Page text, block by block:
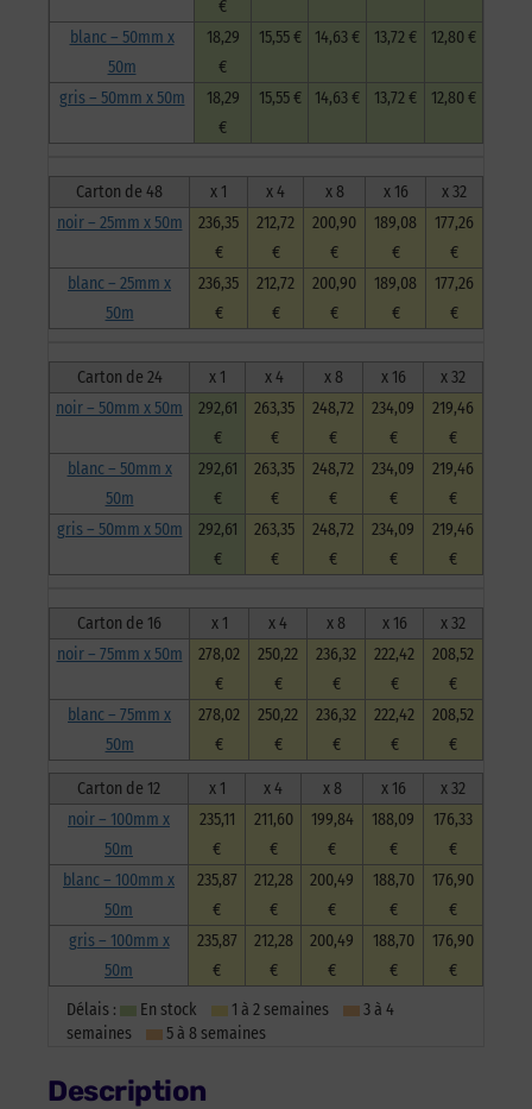
€
blanc – 50mm x
50m
18,29
€
15,55 € 14,63 € 13,72 € 12,80 €
gris – 50mm x 50m
18,29
€
15,55 € 14,63 € 13,72 € 12,80 €
Carton de 48 x 1 x 4 x 8 x 16
x 32
noir – 25mm x 50m
236,35
€
212,72
€
200,90
€
189,08
€
177,26
€
blanc – 25mm x
50m
236,35
€
212,72
€
200,90
€
189,08
€
177,26
€
Carton de 24 x 1 x 4 x 8 x 16
x 32
noir – 50mm x 50m
292,61
€
263,35
€
248,72
€
234,09
€
219,46
€
blanc – 50mm x
50m
292,61
€
263,35
€
248,72
€
234,09
€
219,46
€
gris – 50mm x 50m
292,61
€
263,35
€
248,72
€
234,09
€
219,46
€
Carton de 16 x 1 x 4 x 8 x 16
x 32
noir – 75mm x 50m
278,02
€
250,22
€
236,32
€
222,42
€
208,52
€
blanc – 75mm x
50m
278,02
€
250,22
€
236,32
€
222,42
€
208,52
€
Carton de 12 x 1 x 4 x 8 x 16
x 32
noir – 100mm x
50m
235,11
€
211,60
€
199,84
€
188,09
€
176,33
€
blanc – 100mm x
50m
235,87
€
212,28
€
200,49
€
188,70
€
176,90
€
gris – 100mm x
50m
235,87
€
212,28
€
200,49
€
188,70
€
176,90
€
Délais :
En stock 1 à 2 semaines
3 à 4
semaines
5 à 8 semaines
Description